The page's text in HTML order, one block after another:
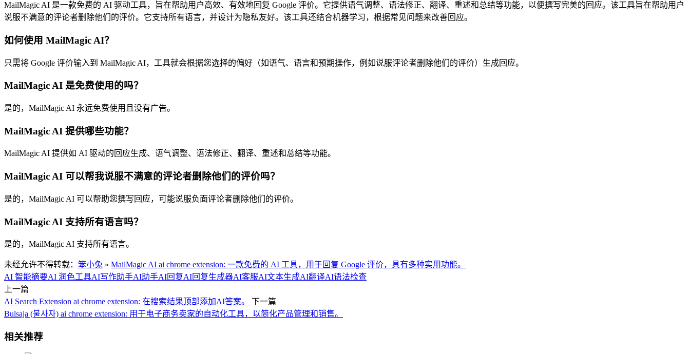
MailMagic AI 是一款免费的 AI 驱动工具，旨在帮助用户高效、有效地回复 Google 评价。它提供语气调整、语法修正、翻译、重述和总结等功能，以便撰写完美的回应。该工具旨在帮助用户
说服不满意的评论者删除他们的评价。它支持所有语言，并设计为隐私友好。该工具还结合机器学习，根据常见问题来改善回应。
如何使用 MailMagic AI？
只需将 Google 评价输入到 MailMagic AI，工具就会根据您选择的偏好（如语气、语言和预期操作，例如说服评论者删除他们的评价）生成回应。
MailMagic AI 是免费使用的吗？
是的，MailMagic AI 永远免费使用且没有广告。
MailMagic AI 提供哪些功能？
MailMagic AI 提供如 AI 驱动的回应生成、语气调整、语法修正、翻译、重述和总结等功能。
MailMagic AI 可以帮我说服不满意的评论者删除他们的评价吗？
是的，MailMagic AI 可以帮助您撰写回应，可能说服负面评论者删除他们的评价。
MailMagic AI 支持所有语言吗？
是的，MailMagic AI 支持所有语言。
未经允许不得转载： 笨小兔 » MailMagic AI ai chrome extension: 一款免费的 AI 工具，用于回复 Google 评价，具有多种实用功能。
AI 智能摘要AI 润色工具AI写作助手AI助手AI回复AI回复生成器AI客服AI文本生成AI翻译AI语法检查
上一篇
AI Search Extension ai chrome extension: 在搜索结果顶部添加AI答案。
下一篇
Bulsaja (불사자) ai chrome extension: 用于电子商务卖家的自动化工具，以简化产品管理和销售。
相关推荐